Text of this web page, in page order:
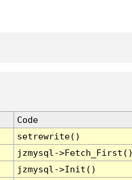
Code
setrewrite()
jzmysql-
jzmysql->Init()